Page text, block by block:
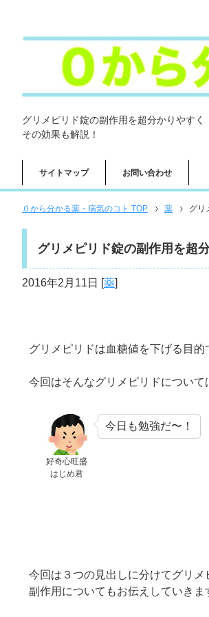
グリメピリド錠の副作用を超分かりやすく
その効果も解説！
サイトマップ お問い合わせ
０から分かる薬・病気のコト TOP 薬 グリ
グリメピリド錠の副作用を超
2016年2月11日 [薬]
グリメピリドは血糖値を下げる目的
今回はそんなグリメピリドについて
好奇心旺盛
はじめ君
今日も勉強だ〜！
今回は３つの見出しに分けてグリ
副作用についてもお伝えしていきま